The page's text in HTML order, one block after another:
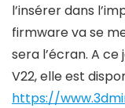
l’insérer dans
firmware va se
sera l’écran. A ce
V22, elle est
https://